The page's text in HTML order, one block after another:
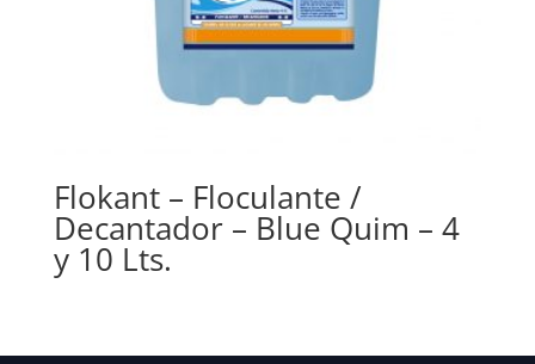
Flokant – Floculante /
Decantador – Blue Quim – 4
y 10 Lts.